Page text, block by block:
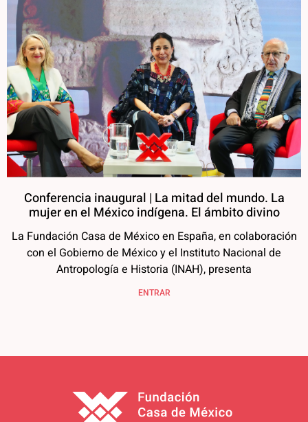
Conferencia inaugural | La mitad del mundo. La
mujer en el México indígena. El ámbito divino
La Fundación Casa de México en España, en colaboración
con el Gobierno de México y el Instituto Nacional de
Antropología e Historia (INAH), presenta
ENTRAR